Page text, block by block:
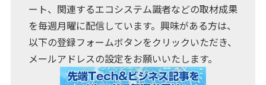
ート、関連するエコシステム識者などの取材成果
を毎週月曜に配信しています。興味がある方は、
以下の登録フォームボタンをクリックいただき、
メールアドレスの設定をお願いいたします。